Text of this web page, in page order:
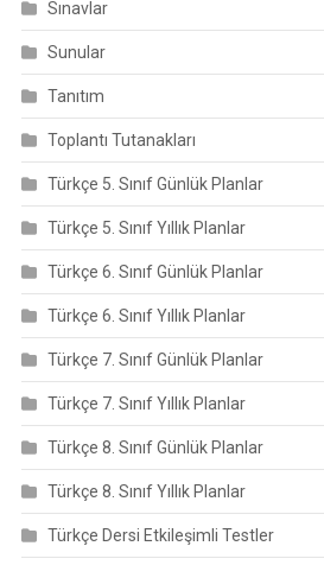
Sınavlar
Sunular
Tanıtım
Toplantı Tutanakları
Türkçe 5. Sınıf Günlük Planlar
Türkçe 5. Sınıf Yıllık Planlar
Türkçe 6. Sınıf Günlük Planlar
Türkçe 6. Sınıf Yıllık Planlar
Türkçe 7. Sınıf Günlük Planlar
Türkçe 7. Sınıf Yıllık Planlar
Türkçe 8. Sınıf Günlük Planlar
Türkçe 8. Sınıf Yıllık Planlar
Türkçe Dersi Etkileşimli Testler